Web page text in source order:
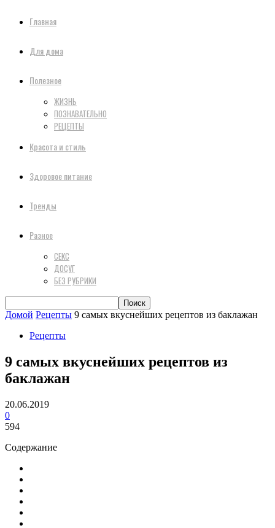
Главная
Для дома
Полезное
ЖИЗНЬ
ПОЗНАВАТЕЛЬНО
РЕЦЕПТЫ
Красота и стиль
Здоровое питание
Тренды
Разное
СЕКС
ДОСУГ
БЕЗ РУБРИКИ
Домой Рецепты 9 самых вкуснейших рецептов из баклажан
Рецепты
9 самых вкуснейших рецептов из
баклажан
20.06.2019
0
594
Содержание